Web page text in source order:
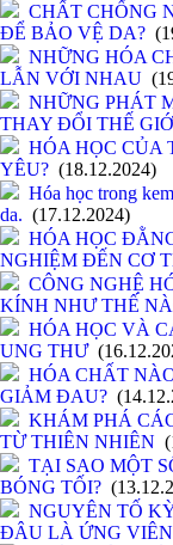
CHẤT CHỐNG
ĐỂ BẢO VỆ DA?
NHỮNG HÓA
LẪN VỚI NHAU
NHỮNG PHÁT
THAY ĐỔI THẾ
HÓA HỌC CỦA
YÊU? (18.12.2024)
Hóa học trong
da. (17.12.2024)
HÓA HỌC
NGHIỆM ĐẾN CƠ
CÔNG NGHỆ
KÍNH NHƯ THẾ
HÓA HỌC VÀ
UNG THƯ
HÓA CHẤT
GIẢM ĐAU?
KHÁM PHÁ
TỪ THIÊN NHIÊN
TẠI SAO MỘT
BÓNG TỐI?
NGUYÊN TỐ
ĐÂU LÀ ỨNG